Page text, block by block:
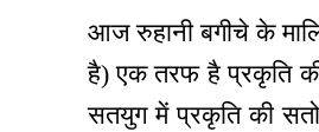
आज रुहानी बगीचे के
है) एक तरफ है प्रकृति
सतयुग में प्रकृति की